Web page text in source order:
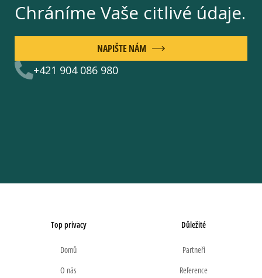
Chráníme Vaše citlivé údaje.
+421 904 086 980
NAPIŠTE NÁM
Top privacy
Domů
O nás
Důležité
Partneři
Reference